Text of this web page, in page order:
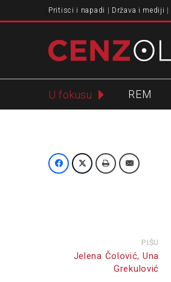
Pritisci i napadi Država i mediji
U fokusu REM
PIŠU
Jelena Čolović, Una
Grekulović